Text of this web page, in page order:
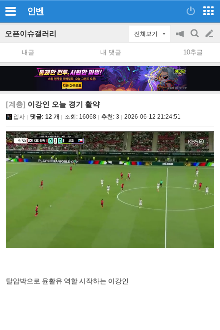
인벤
오픈이슈갤러리 전체보기
공
지
on/off
검
색
글
쓰
내글 내 댓글 10추글
[계층] 이강인 오늘 경기 활약
입사 댓글: 12 개 조회: 16068 추천: 3 2026-06-12 21:24:51
탈압박으로 윤활유 역할 시작하는 이강인